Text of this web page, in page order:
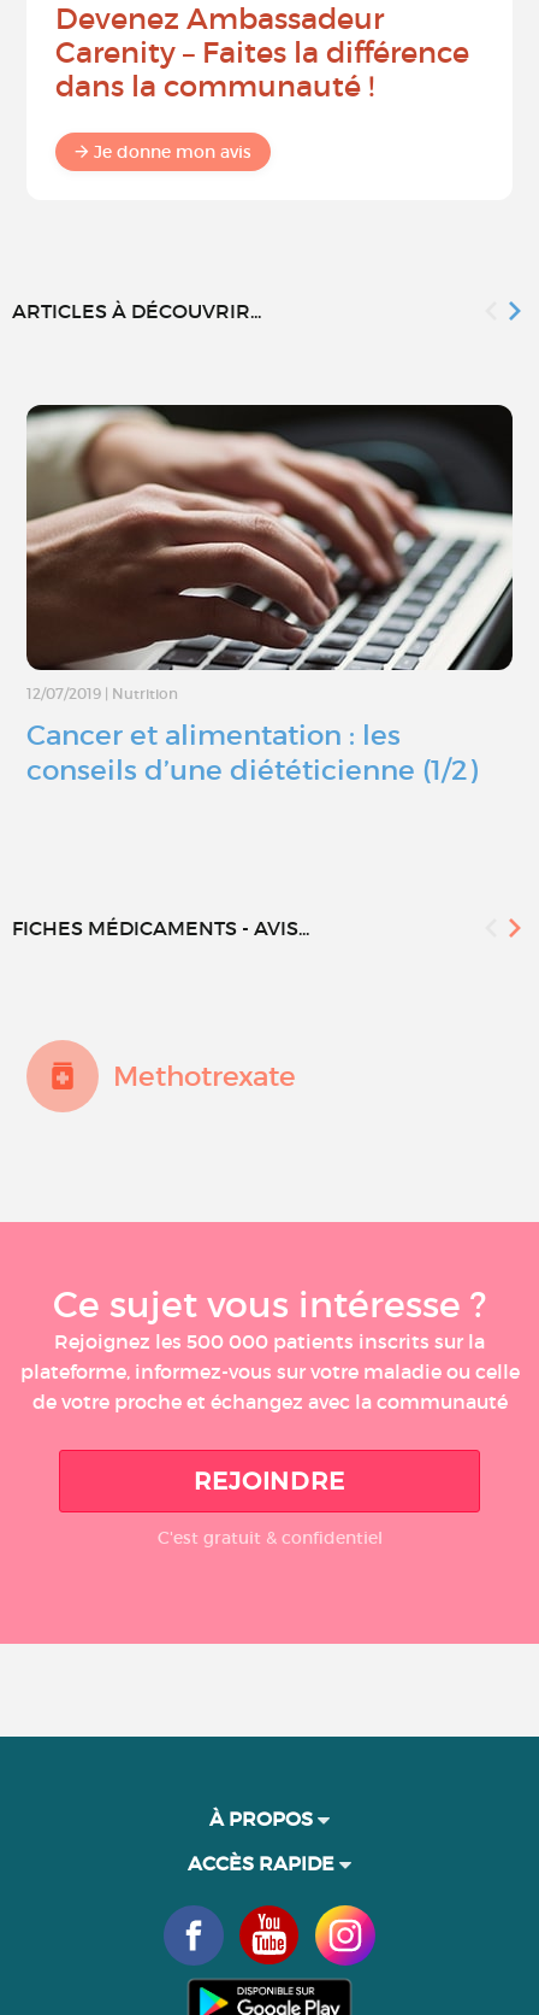
Devenez Ambassadeur
Carenity – Faites la différence
dans la communauté !
Je donne mon avis
ARTICLES À DÉCOUVRIR...
12/07/2019 Nutrition
Cancer et alimentation : les
conseils d’une diététicienne (1/2)
FICHES MÉDICAMENTS - AVIS...
Methotrexate
Ce sujet vous intéresse ?
Rejoignez les 500 000 patients inscrits sur la
plateforme, informez-vous sur votre maladie ou celle
de votre proche et échangez avec la communauté
REJOINDRE
C'est gratuit & confidentiel
À PROPOS
ACCÈS RAPIDE